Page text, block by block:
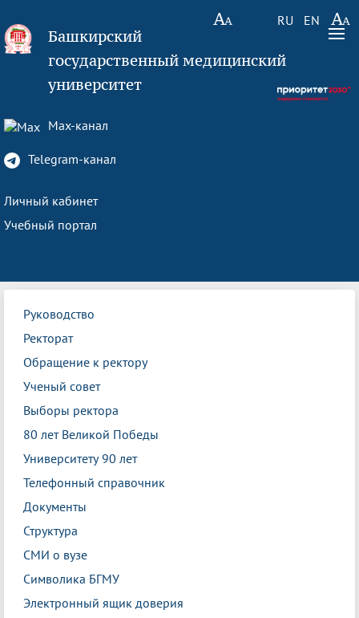
RU EN
Башкирский
государственный медицинский
университет
Max-канал
Telegram-канал
Личный кабинет
Учебный портал
Руководство
Ректорат
Обращение к ректору
Ученый совет
Выборы ректора
80 лет Великой Победы
Университету 90 лет
Телефонный справочник
Документы
Структура
СМИ о вузе
Символика БГМУ
Электронный ящик доверия